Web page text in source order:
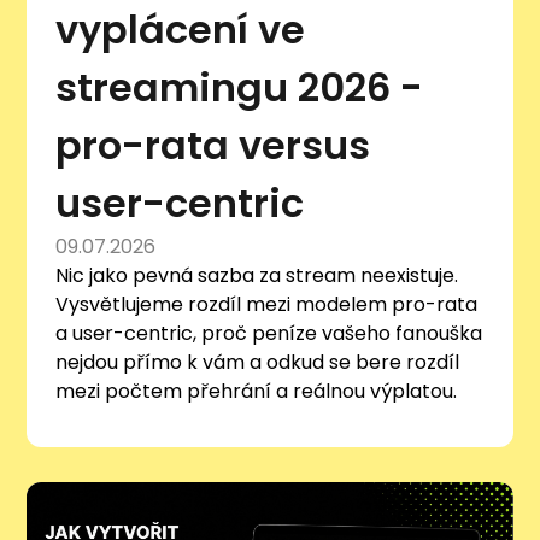
vyplácení ve
streamingu 2026 -
pro-rata versus
user-centric
09.07.2026
Nic jako pevná sazba za stream neexistuje.
Vysvětlujeme rozdíl mezi modelem pro-rata
a user-centric, proč peníze vašeho fanouška
nejdou přímo k vám a odkud se bere rozdíl
mezi počtem přehrání a reálnou výplatou.